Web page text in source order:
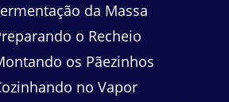
da Massa
o Recheio
os Pãezinhos
no Vapor